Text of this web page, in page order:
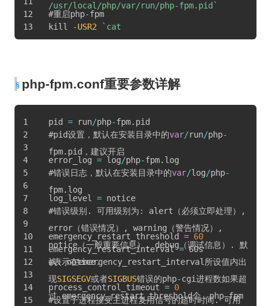
/usr/local/php/var/run/php-fpm.pid `
#重启php-fpm
kill
-USR2 ` cat
php-fpm.conf重要参数详解
pid = run/php-fpm. pid
#pid设置，默认在安装目录中的var/run/php-
fpm. pid，建议开启
error_log = log/php-fpm. log
#错误日志，默认在安装目录中的var/log/php-
fpm. log
log_level = notice
#错误级别 . 可用级别为 : alert（必须立即处理）
,
error（错误情况）
, warning（警告情况）
,
notice（一般重要信息）, debug（调试信息） .
默
认: notice.
emergency_restart_threshold = 60
emergency_restart_interval = 60s
#表示在emergency_restart_interval所设值内出
现SIGSEGV或者SIGBUS错误的php-cgi进程数如果超
过 emergency_restart_threshold个，php-fpm
process_control_timeout = 0
#设置子进程接受主进程复用信号的超时时间. 可用